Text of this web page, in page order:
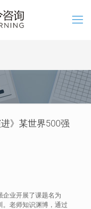
》某世界500强
企业开展了课题名为
。老师知识渊博，通过